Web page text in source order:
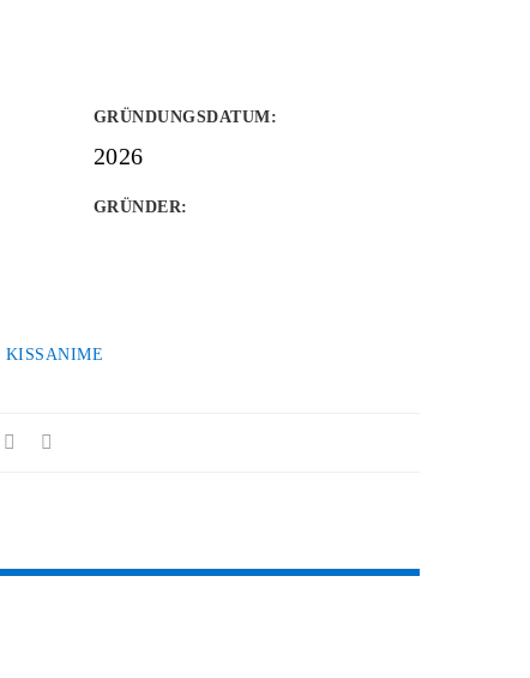
GRÜNDUNGSDATUM:
2026
GRÜNDER:
KISSANIME